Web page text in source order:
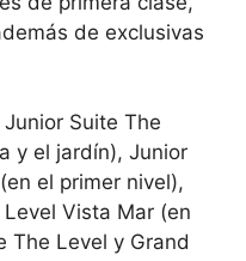
de exclusivas
Suite The
y el jardín), Junior
el primer nivel),
Vista Mar (en
The Level y Grand